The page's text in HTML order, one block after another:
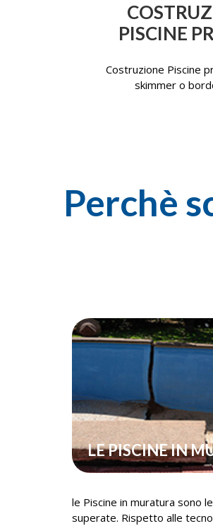
PISCINE
Costruzione Piscine
skimmer o
Perchè
LE PISCINE IN
le Piscine in muratura sono
superate. Rispetto alle